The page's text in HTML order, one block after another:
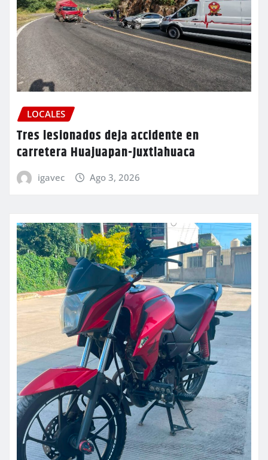
LOCALES
Tres lesionados deja accidente en
carretera Huajuapan-Juxtlahuaca
igavec Ago 3, 2026